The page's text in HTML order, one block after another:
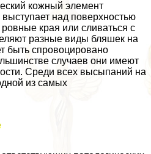
кожный элемент
над поверхностью
края или сливаться с
разные виды бляшек на
быть спровоцировано
случаев они имеют
Среди всех высыпаний на
из самых